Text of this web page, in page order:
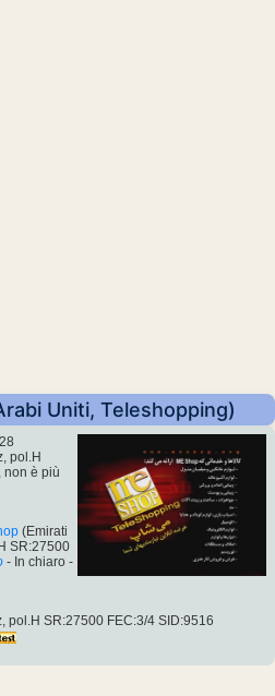
Uniti, Teleshopping)
pol.H
non è più
(Emirati
SR:27500
- In chiaro -
pol.H SR:27500 FEC:3/4 SID:9516